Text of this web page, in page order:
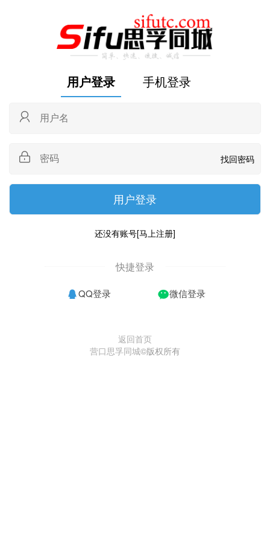
用户登录 手机登录
找回密码
还没有账号[马上注册]
快捷登录
QQ登录 微信登录
返回首页
营口思孚同城©版权所有